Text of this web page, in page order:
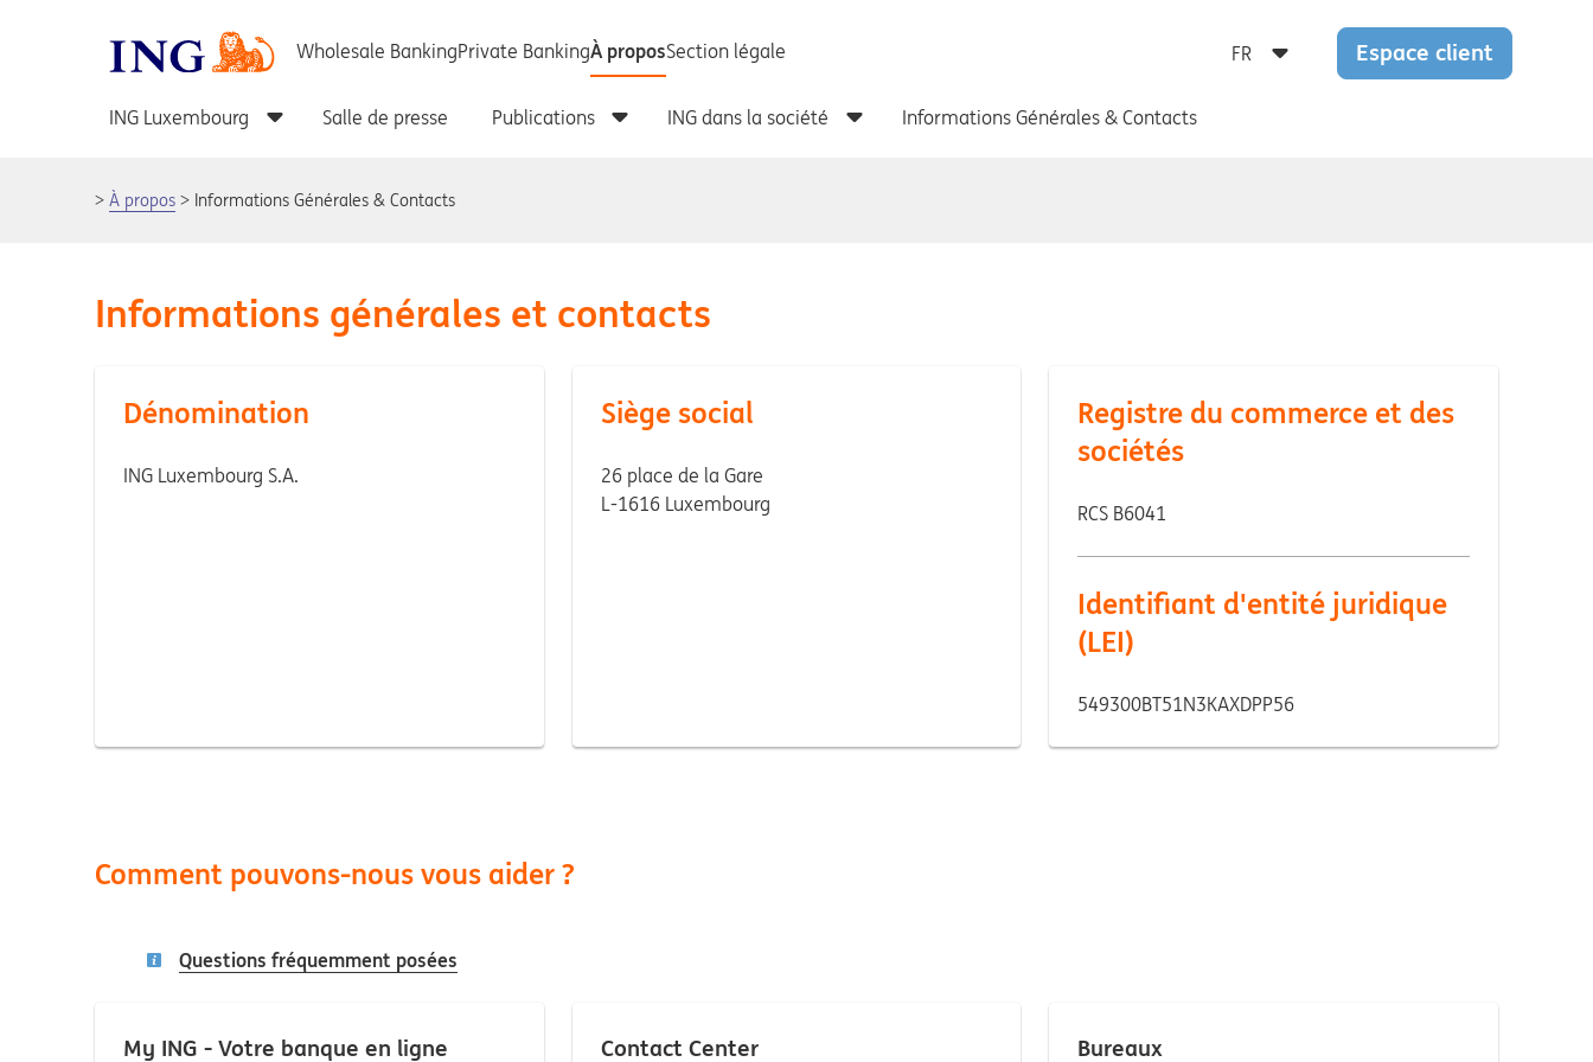
Espace client
À propos Informations Générales & Contacts
Informations générales et contacts
Dénomination
ING Luxembourg S.A.
Siège social
26 place de la Gare
L-1616 Luxembourg
Registre du commerce et des
sociétés
RCS B6041
Identifiant d'entité juridique
(LEI)
549300BT51N3KAXDPP56
Comment pouvons-nous vous aider ?
Questions fréquemment posées
My ING - Votre banque en ligne Contact Center Bureaux